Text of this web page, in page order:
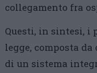
collegamento fra
Questi, in sintesi,
legge, composta
di un sistema